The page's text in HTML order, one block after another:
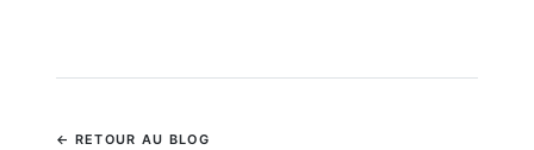
← RETOUR AU BLOG